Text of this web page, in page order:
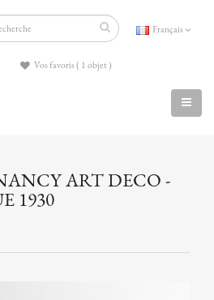
Français
Vos favoris ( 1 objet )
ART DECO -
1930